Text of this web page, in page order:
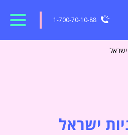
1-700-70-10-88
ישראל
ישראל